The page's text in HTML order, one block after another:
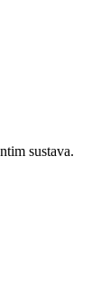
sustava.